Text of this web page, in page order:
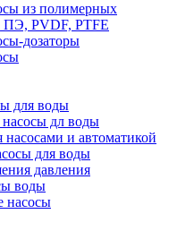
из полимерных
PVDF, PTFE
дозаторы
для воды
дл воды
и автоматикой
для воды
давления
воды
насосы